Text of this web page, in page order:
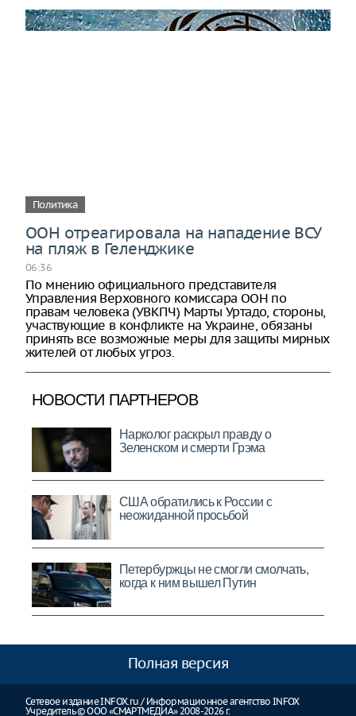
Политика
ООН отреагировала на нападение ВСУ
на пляж в Геленджике
06:36
По мнению официального представителя
Управления Верховного комиссара ООН по
правам человека (УВКПЧ) Марты Уртадо, стороны,
участвующие в конфликте на Украине, обязаны
принять все возможные меры для защиты мирных
жителей от любых угроз.
Полная версия
Сетевое издание INFOX.ru / Информационное агентство INFOX
Учредитель © ООО «СМАРТМЕДИА» 2008-2026 г.